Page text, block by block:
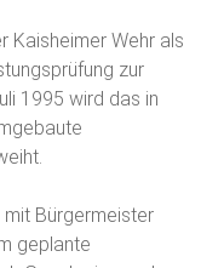
Kaisheimer Wehr als
zur
1995 wird das in
Bürgermeister
geplante